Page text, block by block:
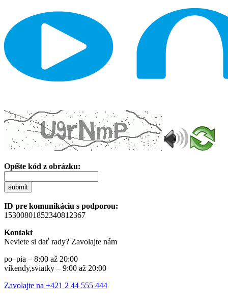
Opíšte kód z obrázku:
submit
ID pre komunikáciu s podporou:
15300801852340812367
Kontakt
Neviete si dať rady? Zavolajte nám
po–pia – 8:00 až 20:00
víkendy,sviatky – 9:00 až 20:00
Zavolajte na +421 2 44 555 444